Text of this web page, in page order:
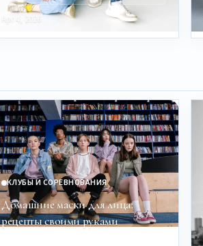
Apr 4, 2026
КЛУБЫ И СОРЕВНОВАНИЯ
Домашние маски для лица:
рецепты своими руками